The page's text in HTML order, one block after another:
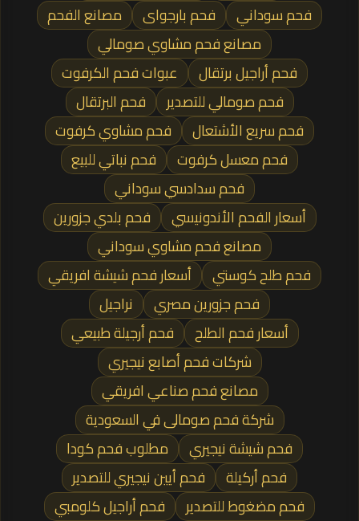
فحم سوداني
فحم بارجواى
مصانع الفحم
مصانع فحم مشاوي صومالي
فحم أراجيل برتقال
عبوات فحم الكرفوت
فحم صومالي للتصدير
فحم البرتقال
فحم سريع الأشتعال
فحم مشاوي كرفوت
فحم معسل كرفوت
فحم نباتي للبيع
فحم سدادسي سوداني
أسعار الفحم الأندونيسي
فحم بلدي جزورين
مصانع فحم مشاوي سوداني
فحم طلح كوستي
أسعار فحم شيشة افريقي
فحم جزورين مصري
نراجيل
أسعار فحم الطلح
فحم أرجيلة طبيعي
شركات فحم أصابع نيجيري
مصانع فحم صناعي افريقي
شركة فحم صومالى في السعودية
فحم شيشة نيجيري
مطلوب فحم كودا
فحم أركيلة
فحم أيين نيجيري للتصدير
فحم مضغوط للتصدير
فحم أراجيل كلومبي